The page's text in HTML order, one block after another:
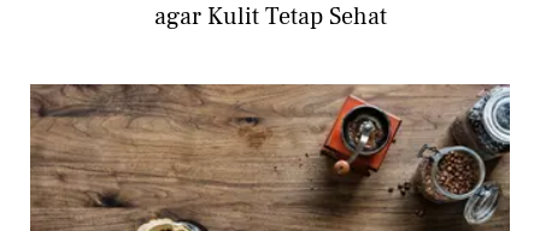
agar Kulit Tetap Sehat